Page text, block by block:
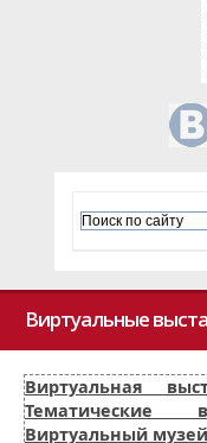
Виртуальные
Виртуальная
Тематические
Виртуальный музей